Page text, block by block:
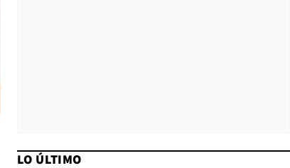
LO ÚLTIMO